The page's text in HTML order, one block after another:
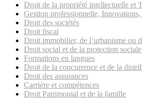
Droit de la propriété intellectuelle et
Gestion professionnelle,
Droit des sociétés
Droit fiscal
Droit immobilier, de l’urbanisme ou
Droit social et de la protection sociale
Formations en langues
Droit de la concurrence et de la
Droit des assurances
Carrière et compétences
Droit Patrimonial et de la famille